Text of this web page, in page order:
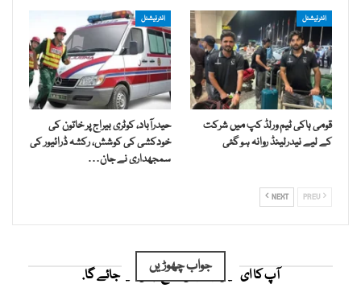
انٹرنیشنل
قومی ہاکی ٹیم ورلڈ کپ میں شرکت
کے لیے نیدرلینڈ روانہ ہو گئی
انٹرنیشنل
حیدرآباد، کوٹری بیراج پر خاتون کی
خودکشی کی کوشش، رکشہ ڈرائیور کی
سمجھداری نے جان…
NEXT
جواب چھوڑیں
آپ کا ای میل ایڈریس شائع نہیں کیا جائے گا.